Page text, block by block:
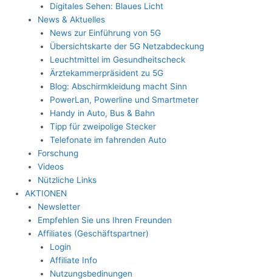
Digitales Sehen: Blaues Licht
News & Aktuelles
News zur Einführung von 5G
Übersichtskarte der 5G Netzabdeckung
Leuchtmittel im Gesundheitscheck
Ärztekammerpräsident zu 5G
Blog: Abschirmkleidung macht Sinn
PowerLan, Powerline und Smartmeter
Handy in Auto, Bus & Bahn
Tipp für zweipolige Stecker
Telefonate im fahrenden Auto
Forschung
Videos
Nützliche Links
AKTIONEN
Newsletter
Empfehlen Sie uns Ihren Freunden
Affiliates (Geschäftspartner)
Login
Affiliate Info
Nutzungsbedinungen